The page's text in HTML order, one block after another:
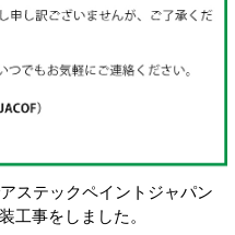
ステックペイントジャパン
工事をしました。